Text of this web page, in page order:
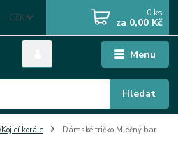
Menu
CZK
Hledat
0 ks
za 0,00 Kč
korále Dámské tričko Mléčný bar